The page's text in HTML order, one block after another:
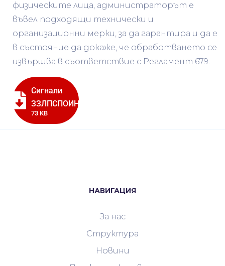
физическите лица, администраторът е
въвел подходящи технически и
организационни мерки, за да гарантира и да е
в състояние да докаже, че обработването се
извършва в съответствие с Регламент 679.
Сигнали
ЗЗЛПСПОИН
73 KB
НАВИГАЦИЯ
За нас
Структура
Новини